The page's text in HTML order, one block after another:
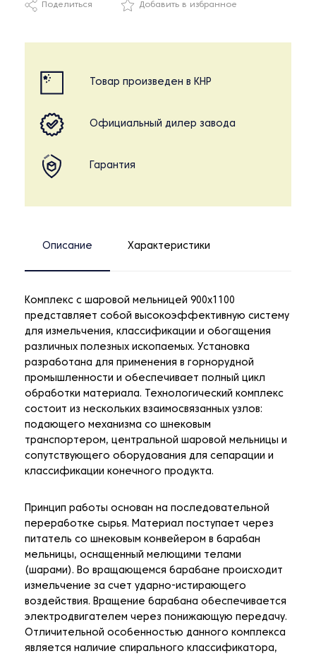
Поделиться Добавить в избранное
Товар произведен в КНР
Официальный дилер завода
Гарантия
Описание Характеристики
Комплекс с шаровой мельницей 900х1100
представляет собой высокоэффективную систему
для измельчения, классификации и обогащения
различных полезных ископаемых. Установка
разработана для применения в горнорудной
промышленности и обеспечивает полный цикл
обработки материала. Технологический комплекс
состоит из нескольких взаимосвязанных узлов:
подающего механизма со шнековым
транспортером, центральной шаровой мельницы и
сопутствующего оборудования для сепарации и
классификации конечного продукта.
Принцип работы основан на последовательной
переработке сырья. Материал поступает через
питатель со шнековым конвейером в барабан
мельницы, оснащенный мелющими телами
(шарами). Во вращающемся барабане происходит
измельчение за счет ударно-истирающего
воздействия. Вращение барабана обеспечивается
электродвигателем через понижающую передачу.
Отличительной особенностью данного комплекса
является наличие спирального классификатора,